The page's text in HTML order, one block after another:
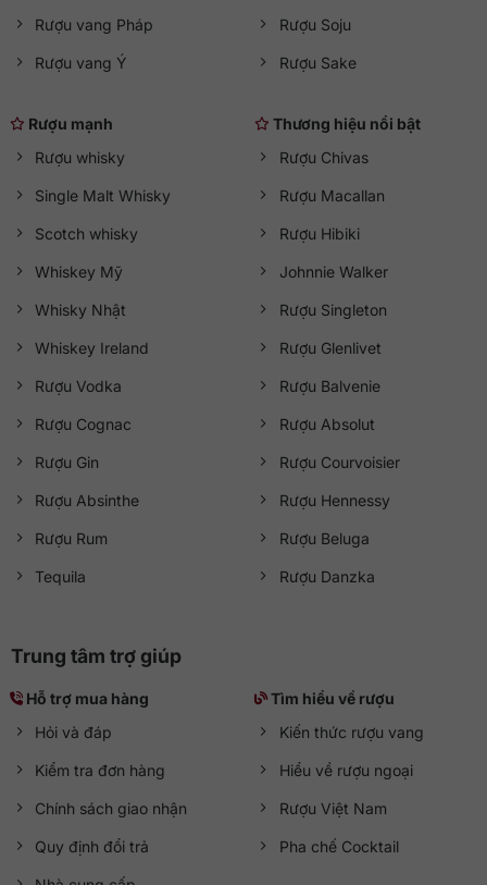
Rượu vang Pháp
Rượu vang Ý
Rượu Soju
Rượu Sake
Rượu mạnh
Rượu whisky
Single Malt Whisky
Scotch whisky
Whiskey Mỹ
Whisky Nhật
Whiskey Ireland
Rượu Vodka
Rượu Cognac
Rượu Gin
Rượu Absinthe
Rượu Rum
Tequila
Thương hiệu nổi bật
Rượu Chivas
Rượu Macallan
Rượu Hibiki
Johnnie Walker
Rượu Singleton
Rượu Glenlivet
Rượu Balvenie
Rượu Absolut
Rượu Courvoisier
Rượu Hennessy
Rượu Beluga
Rượu Danzka
Trung tâm trợ giúp
Hỗ trợ mua hàng
Hỏi và đáp
Kiểm tra đơn hàng
Chính sách giao nhận
Quy định đổi trả
Tìm hiểu về rượu
Kiến thức rượu vang
Hiểu về rượu ngoại
Rượu Việt Nam
Pha chế Cocktail